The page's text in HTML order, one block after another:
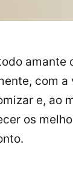
amante
com
e, ao
os